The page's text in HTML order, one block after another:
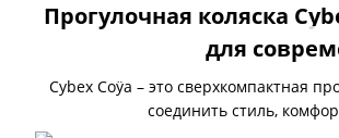
Прогулочная коляска
для
Cybex Coÿa – это сверхкомпактная
соединить стиль,